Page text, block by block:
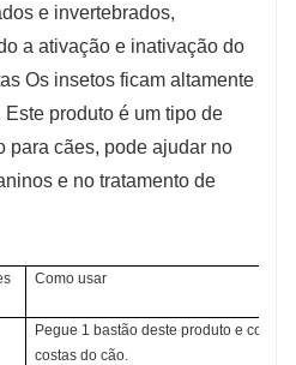
e invertebrados,
a ativação e inativação do
Os insetos ficam altamente
produto é um tipo de
para cães, pode ajudar no
e no tratamento de
Como usar
Pegue 1 bastão deste produto e
costas do cão.